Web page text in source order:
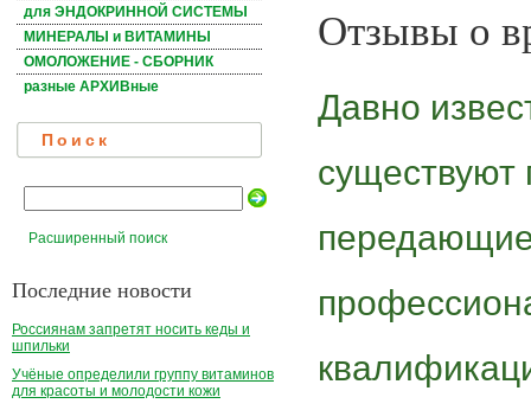
для ЭНДОКРИННОЙ СИСТЕМЫ
МИНЕРАЛЫ и ВИТАМИНЫ
ОМОЛОЖЕНИЕ - СБОРНИК
разные АРХИВные
Поиск
Расширенный поиск
Последние новости
Россиянам запретят носить кеды и
шпильки
Учёные определили группу витаминов
для красоты и молодости кожи
Отзывы о
Давно
существуют